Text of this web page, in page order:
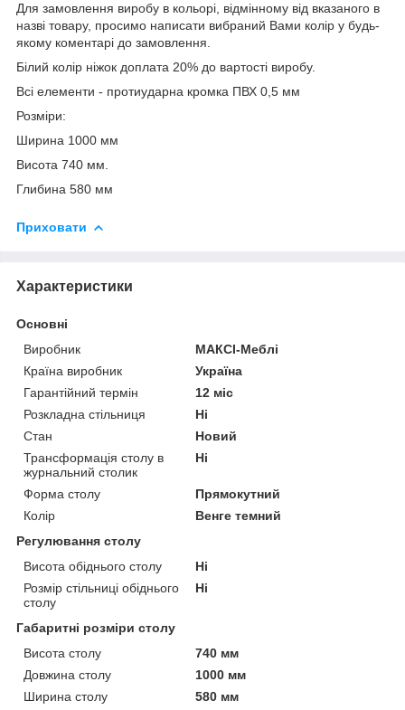
Для замовлення виробу в кольорі, відмінному від вказаного в
назві товару, просимо написати вибраний Вами колір у будь-
якому коментарі до замовлення.
Білий колір ніжок доплата 20% до вартості виробу.
Всі елементи - протиударна кромка ПВХ 0,5 мм
Розміри:
Ширина 1000 мм
Висота 740 мм.
Глибина 580 мм
Приховати
Характеристики
Основні
Виробник
МАКСІ-Меблі
Країна виробник
Україна
Гарантійний термін
12 міс
Розкладна стільниця
Ні
Стан
Новий
Трансформація столу в
журнальний столик
Ні
Форма столу
Прямокутний
Колір
Венге темний
Регулювання столу
Висота обіднього столу
Ні
Розмір стільниці обіднього
столу
Ні
Габаритні розміри столу
Висота столу
740 мм
Довжина столу
1000 мм
Ширина столу
580 мм